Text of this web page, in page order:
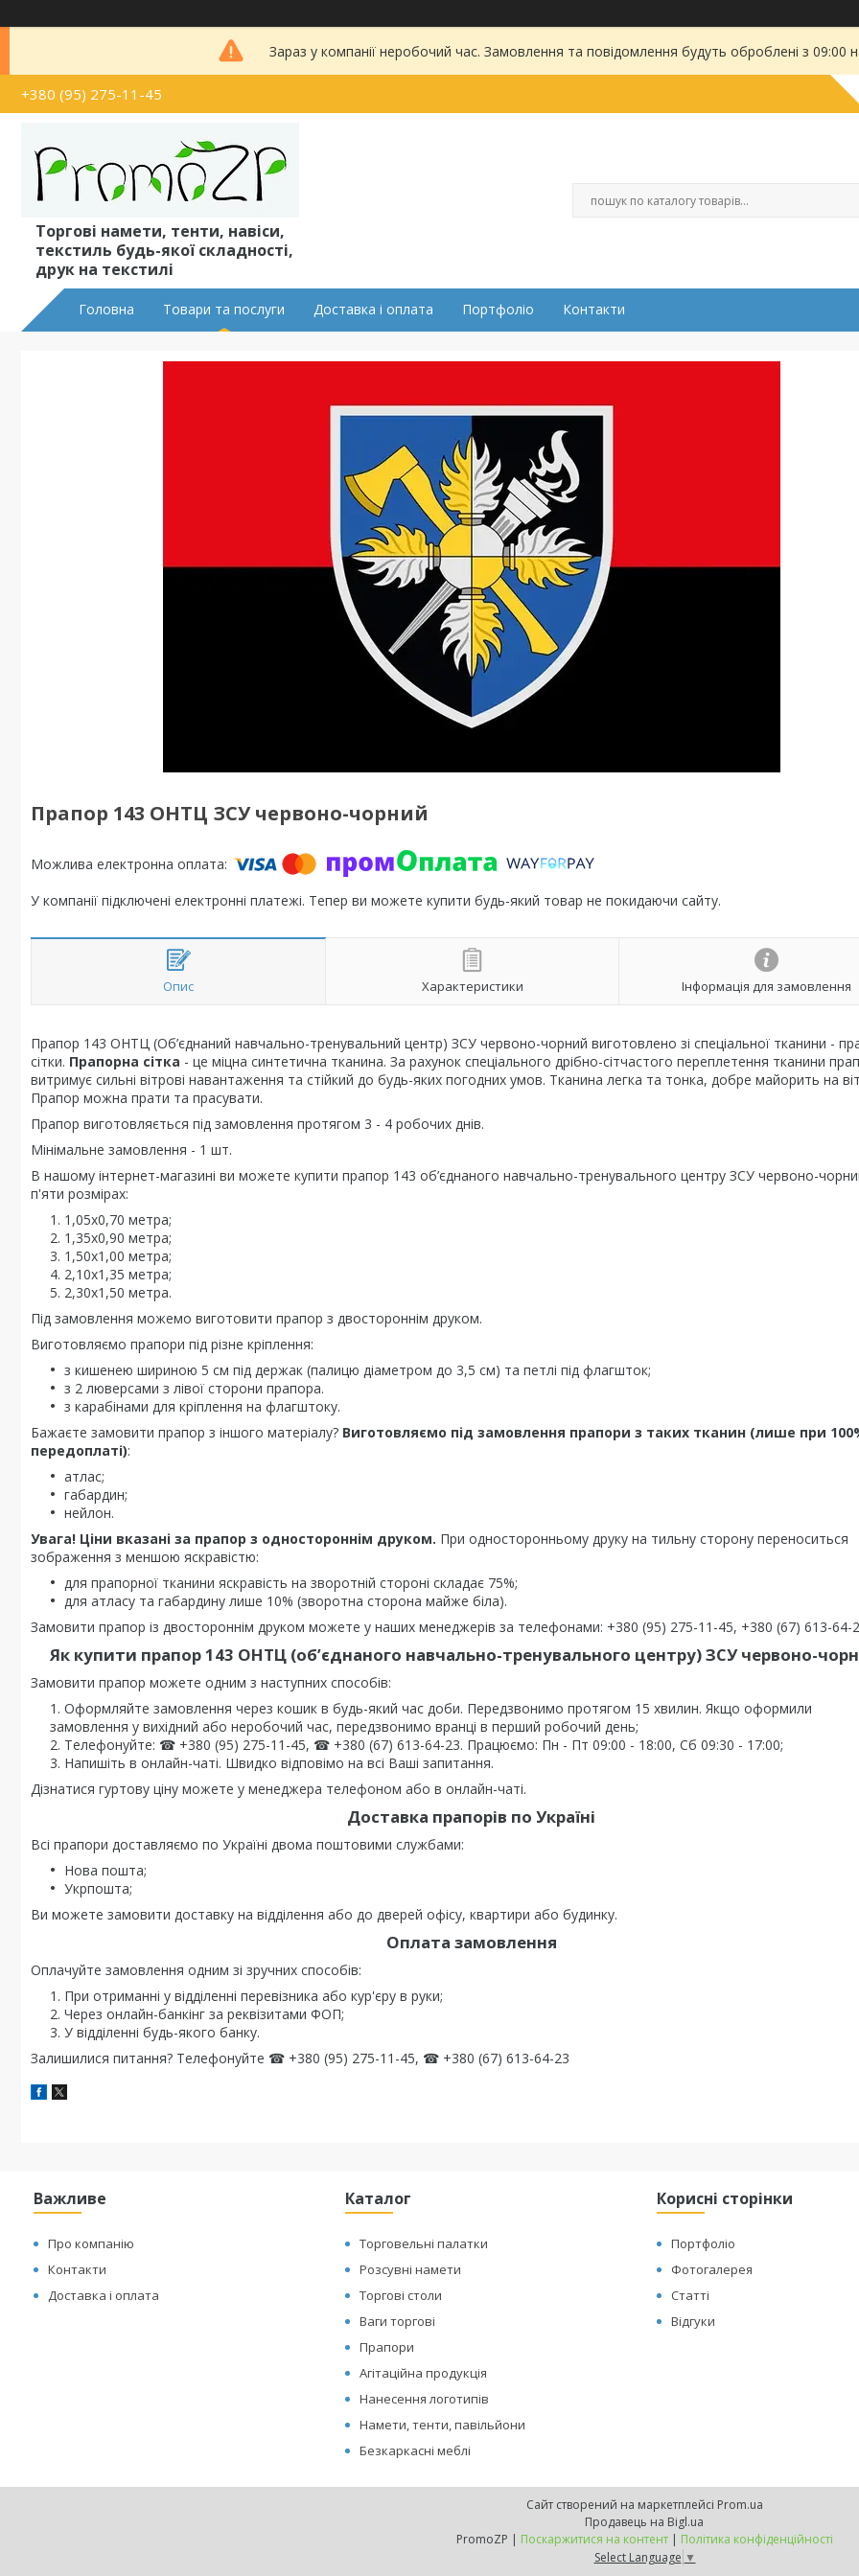
Зараз у компанії неробочий час. Замовлення та повідомлення будуть оброблені з
+380 (95) 275-11-45
Торгові намети, тенти, навіси,
текстиль будь-якої складності,
друк на текстилі
Головна Товари та послуги Доставка і оплата Портфоліо Контакти
Прапор 143 ОНТЦ ЗСУ червоно-чорний
У компанії підключені електронні платежі. Тепер ви можете купити будь-який товар не покидаючи сайту.
Опис Характеристики Інформація для замовлення
Прапор 143 ОНТЦ (Об’єднаний навчально-тренувальний центр) ЗСУ червоно-чорний виготовлено зі спеціальної тканини -
сітки. Прапорна сітка - це міцна синтетична тканина. За рахунок спеціального дрібно-сітчастого переплетення тканини
витримує сильні вітрові навантаження та стійкий до будь-яких погодних умов. Тканина легка та тонка, добре майорить на
Прапор можна прати та прасувати.
Прапор виготовляється під замовлення протягом 3 - 4 робочих днів.
Мінімальне замовлення - 1 шт.
В нашому інтернет-магазині ви можете купити прапор 143 об’єднаного навчально-тренувального центру ЗСУ червоно-
п'яти розмірах:
1,05х0,70 метра;
1,35х0,90 метра;
1,50х1,00 метра;
2,10х1,35 метра;
2,30х1,50 метра.
Під замовлення можемо виготовити прапор з двостороннім друком.
Виготовляємо прапори під різне кріплення:
з кишенею шириною 5 см під держак (палицю діаметром до 3,5 см) та петлі під флагшток;
з 2 люверсами з лівої сторони прапора.
з карабінами для кріплення на флагштоку.
Бажаєте замовити прапор з іншого матеріалу? Виготовляємо під замовлення прапори з таких тканин (лише при
передоплаті):
атлас;
габардин;
нейлон.
Увага! Ціни вказані за прапор з одностороннім друком. При односторонньому друку на тильну сторону переноситься
зображення з меншою яскравістю:
для прапорної тканини яскравість на зворотній стороні складає 75%;
для атласу та габардину лише 10% (зворотна сторона майже біла).
Замовити прапор із двостороннім друком можете у наших менеджерів за телефонами: +380 (95) 275-11-45, +380 (67) 613-64-
Як купити прапор 143 ОНТЦ (об’єднаного навчально-тренувального центру) ЗСУ червоно-
Замовити прапор можете одним з наступних способів:
Оформляйте замовлення через кошик в будь-який час доби. Передзвонимо протягом 15 хвилин. Якщо оформили
замовлення у вихідний або неробочий час, передзвонимо вранці в перший робочий день;
Телефонуйте: ☎ +380 (95) 275-11-45, ☎ +380 (67) 613-64-23. Працюємо: Пн - Пт 09:00 - 18:00, Сб 09:30 - 17:00;
Напишіть в онлайн-чаті. Швидко відповімо на всі Ваші запитання.
Дізнатися гуртову ціну можете у менеджера телефоном або в онлайн-чаті.
Доставка прапорів по Україні
Всі прапори доставляємо по Україні двома поштовими службами:
Нова пошта;
Укрпошта;
Ви можете замовити доставку на відділення або до дверей офісу, квартири або будинку.
Оплата замовлення
Оплачуйте замовлення одним зі зручних способів:
При отриманні у відділенні перевізника або кур'єру в руки;
Через онлайн-банкінг за реквізитами ФОП;
У відділенні будь-якого банку.
Залишилися питання? Телефонуйте ☎ +380 (95) 275-11-45, ☎ +380 (67) 613-64-23
Важливе
Про компанію
Контакти
Доставка і оплата
Каталог
Торговельні палатки
Розсувні намети
Торгові столи
Ваги торгові
Прапори
Агітаційна продукція
Нанесення логотипів
Намети, тенти, павільйони
Безкаркасні меблі
Корисні сторінки
Портфоліо
Фотогалерея
Статті
Відгуки
Сайт створений на маркетплейсі Prom.ua
Продавець на Bigl.ua
PromoZP | Поскаржитися на контент | Політика конфіденційності
Select Language ▼